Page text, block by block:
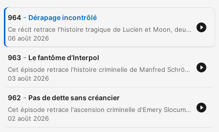
964 - Dérapage incontrôlé
Ce récit retrace l'histoire tragique de Lucien et Moon, deux êtres liés par un passé commun dont le voyage dans une Peugeot 203 s'achève par un meurtre lors d'une violente altercation routière. Après le crime, Lucien tente d'organiser avec ses complices Jean-François et Renaud l'effacement du corps dans la Marne. Cependant, malgré la mise en place d'un alibi, la découverte du cadavre et les erreurs de ses complices mènent à son arrestation et à sa condamnation à vingt ans de réclusion.
06 août 2026
963 - Le fantôme d’Interpol
Cet épisode retrace l'histoire criminelle de Manfred Schröder, un ancien prisonnier de guerre allemand qui commet un meurtre pour s'emparer de l'argent d'une femme. Sa fuite à travers l'Europe, marquée par l'usage de faux noms, est finalement démantelée grâce à la coordination internationale d'Interpol et aux dénonciations de femmes de son passé. La traque internationale de Manfred se poursuit jusqu'à un naufrage au large du Maroc. L'identification par Interpol mène finalement à son arrestation et à une condamnation assortie d'une peine symbolique de 24 heures dans le noir chaque année.
03 août 2026
962 - Pas de dette sans créancier
Cet épisode retrace l'ascension criminelle d'Emery Slocum, un aristocrate britannique fuyant ses dettes de jeu pour devenir un propagandiste radio au service du régime nazi. De son engagement en Espagne comme agent pour les Cagoulards jusqu'à son rôle dans l'Allemagne nazie, son parcours est marqué par une quête de pouvoir et de vengeance. En utilisant sa mission de propagande dans les camps de prisonniers, Slocum cherche à atteindre son ancien créancier, Laurence Endicott. Cependant, ses manipulations mènent à des conséquences tragiques, incluant l'exécution de prisonniers et des émeutes, avant que ses propres activités ne causent sa chute lors de l'effondrement du Reich.
02 août 2026